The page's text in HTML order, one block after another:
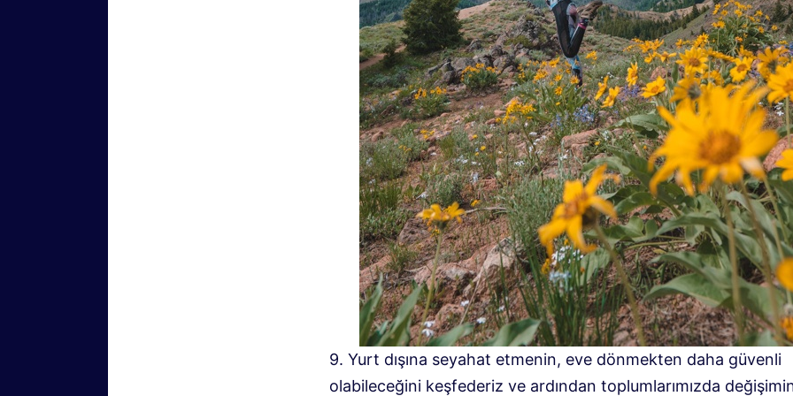
9. Yurt dışına seyahat etmenin, eve dönmekten daha güvenli
olabileceğini keşfederiz ve ardından toplumlarımızda